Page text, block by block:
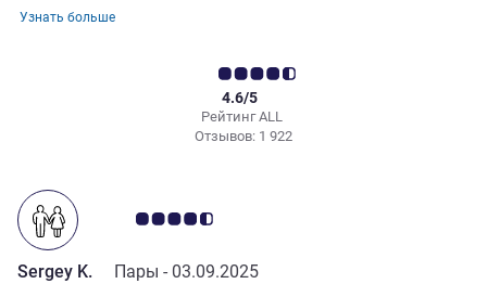
Узнать больше
Рейтинг ALL
4.6/5
Отзывов: 1 922
Примечание: отзывы клиентов 4.5/5
Sergey K. Пары - 03.09.2025